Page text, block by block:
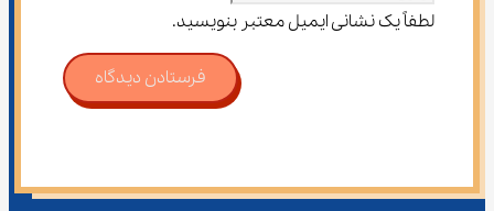
لطفاً یک نشانی ایمیل معتبر بنویسید.
فرستادن دیدگاه